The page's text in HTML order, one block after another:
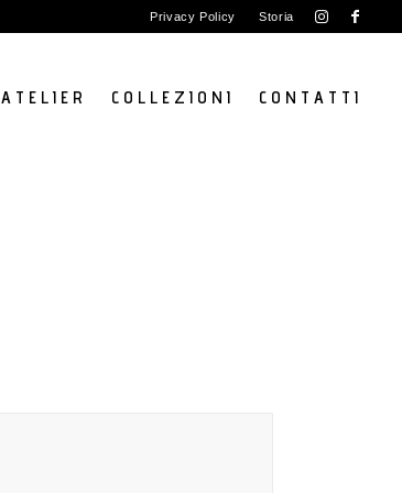
Privacy Policy Storia
A T E L I E R C O L L E Z I O N I C O N T A T T I